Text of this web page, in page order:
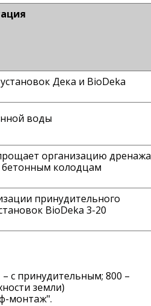
Дека и BioDeka
воды
организацию дренажа
колодцам
принудительного
BioDeka 3-20
– с принудительным; 800 –
земли)
монтаж".